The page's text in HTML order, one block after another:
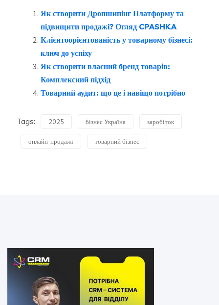
Як створити Дропшипінг Платформу та
підвищити продажі? Огляд CPASHKA
Клієнтоорієнтованість у товарному бізнесі:
ключ до успіху
Як створити власний бренд товарів:
Комплексний підхід
Товарний аудит: що це і навіщо потрібно
Tags: 2025 бізнес Україна заробіток
онлайн-продажі товарний бізнес